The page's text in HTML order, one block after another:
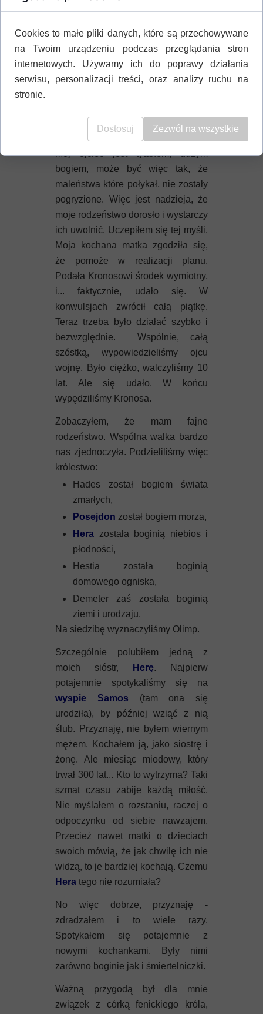
Krecie pokochałem i dbałem o nią,
nawet gdy zostałem królem bogów.
W jaskini Ida długo mieszkałem. I
trochę rozmyślałem. Przecież nie
wieczność tu mieszkał. Nie mogłem
na to pozwolić. Obmyśliłem plan.
Mój ojciec jest tytanem, dużym
bogiem, może być więc tak, że
maleństwa które połykał, nie zostały
pogryzione. Więc jest nadzieja, że
moje rodzeństwo dorosło i wystarczy
ich uwolnić. Uczepiłem się tej myśli.
Moja kochana matka zgodziła się,
że pomoże w realizacji planu.
Podała Kronosowi środek wymiotny,
i... faktycznie, udało się. W
konwulsjach zwrócił całą piątkę.
Teraz trzeba było działać szybko i
bezwzględnie. Wspólnie, całą
szóstką, wypowiedzieliśmy ojcu
wojnę. Było ciężko, walczyliśmy 10
lat. Ale się udało. W końcu
wypędziliśmy Kronosa.
Zobaczyłem, że mam fajne
rodzeństwo. Wspólna walka bardzo
nas zjednoczyła. Podzieliliśmy więc
królestwo:
Hades został bogiem świata
zmarłych,
Posejdon został bogiem morza,
Hera została boginią niebios i
płodności,
Hestia została boginią
domowego ogniska,
Demeter zaś została boginią
ziemi i urodzaju.
Na siedzibę wyznaczyliśmy Olimp.
Szczególnie polubiłem jedną z
moich sióstr,
Herę. Najpierw
potajemnie spotykaliśmy się na
wyspie Samos (tam ona się
urodziła), by później wziąć z nią
ślub. Przyznaję, nie byłem wiernym
mężem. Kochałem ją, jako siostrę i
żonę. Ale miesiąc miodowy, który
trwał 300 lat... Kto to wytrzyma? Taki
szmat czasu zabije każdą miłość.
Nie myślałem o rozstaniu, raczej o
odpoczynku od siebie nawzajem.
Przecież nawet matki o dzieciach
swoich mówią, że jak chwilę ich nie
widzą, to je bardziej kochają. Czemu
Hera tego nie rozumiała?
No więc dobrze, przyznaję -
zdradzałem i to wiele razy.
Spotykałem się potajemnie z
nowymi kochankami. Były nimi
zarówno boginie jak i śmiertelniczki.
Ważną przygodą był dla mnie
związek z córką fenickiego króla,
Cookies to małe pliki danych, które są przechowywane
na Twoim urządzeniu podczas przeglądania stron
internetowych. Używamy ich do poprawy działania
serwisu, personalizacji treści, oraz analizy ruchu na
stronie.
Dostosuj Zezwól na wszystkie